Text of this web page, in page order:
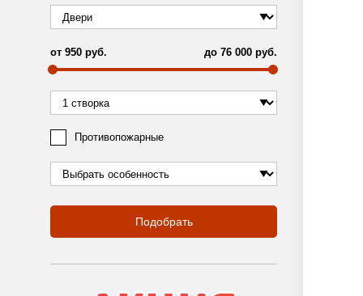
от 950 руб. до 76 000 руб.
Противопожарные
Подобрать